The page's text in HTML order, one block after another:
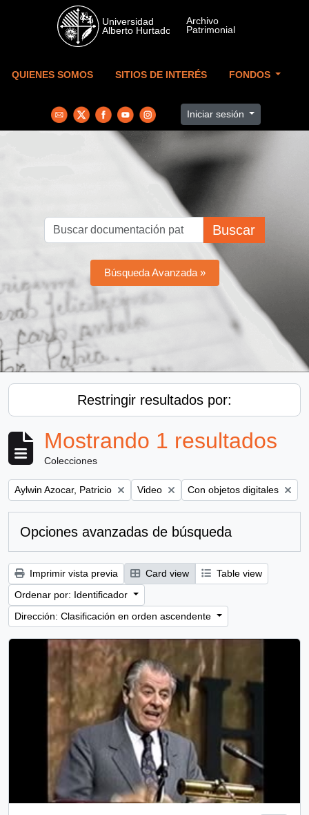
Skip to main content
QUIENES SOMOS SITIOS DE INTERÉS FONDOS
Iniciar sesión
Buscar
Búsqueda Avanzada »
Restringir resultados por:
Mostrando 1 resultados
Colecciones
Remove filter:
Aylwin Azocar, Patricio Remove filter:
Video Remove filter:
Con objetos digitales
Opciones avanzadas de búsqueda
Imprimir vista previa Card view
Table view
Ordenar por: Identificador
Dirección: Clasificación en orden ascendente